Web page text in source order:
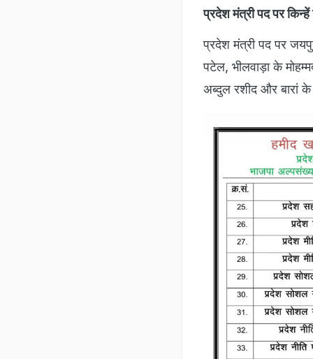
प्रदेश मंत्री पद पर किन्हें
प्रदेश मंत्री पद पर
पटेल, भीलवाड़ा के
अब्दुल रशीद और बारां